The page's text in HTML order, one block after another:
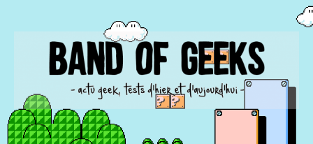
BAND OF GEEKS
Actu Geek d'hier et d'aujourd'hui